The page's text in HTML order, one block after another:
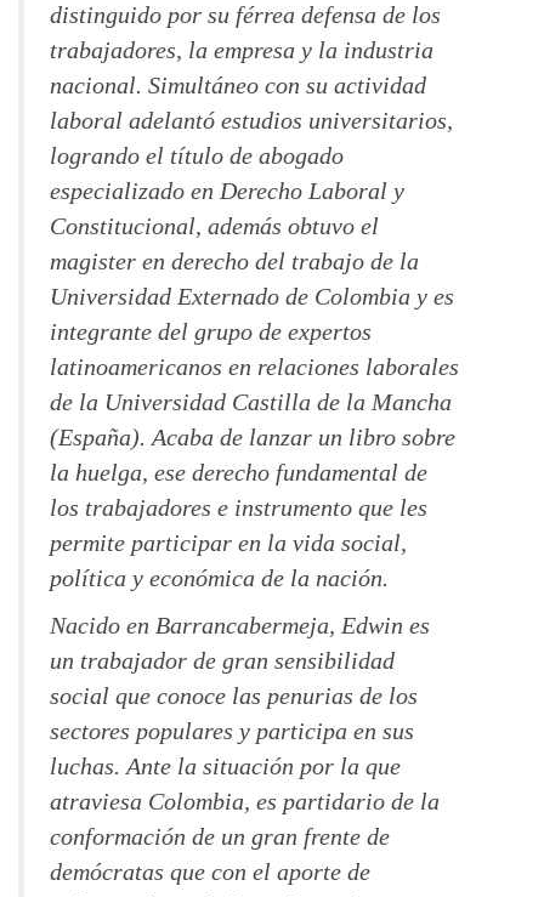
distinguido por su férrea defensa de los
trabajadores, la empresa y la industria
nacional. Simultáneo con su actividad
laboral adelantó estudios universitarios,
logrando el título de abogado
especializado en Derecho Laboral y
Constitucional, además obtuvo el
magister en derecho del trabajo de la
Universidad Externado de Colombia y es
integrante del grupo de expertos
latinoamericanos en relaciones laborales
de la Universidad Castilla de la Mancha
(España). Acaba de lanzar un libro sobre
la huelga, ese derecho fundamental de
los trabajadores e instrumento que les
permite participar en la vida social,
política y económica de la nación.
Nacido en Barrancabermeja, Edwin es
un trabajador de gran sensibilidad
social que conoce las penurias de los
sectores populares y participa en sus
luchas. Ante la situación por la que
atraviesa Colombia, es partidario de la
conformación de un gran frente de
demócratas que con el aporte de